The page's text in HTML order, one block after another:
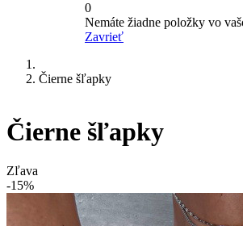
0
Nemáte žiadne položky vo
Zavrieť
Čierne šľapky
Čierne šľapky
Zľava
-15%